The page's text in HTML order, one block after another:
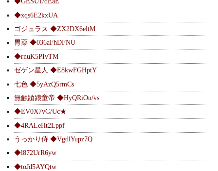
◆xqs6E2kxUA
ゴジュラス ◆ZX2DX6eltM
胃薬 ◆036aFhDFNU
◆rnuK5PIvTM
ゼゲン星人 ◆E8kwFGHptY
七色 ◆5yAzQ5rmCs
無触蹌踉童帝 ◆HyQRiOn/vs
◆EV0X7vG/Uc★
◆4RALeHt2Lppf
うっかり侍 ◆VgdlYupz7Q
◆l872UrR6yw
◆toJd5AYQtw